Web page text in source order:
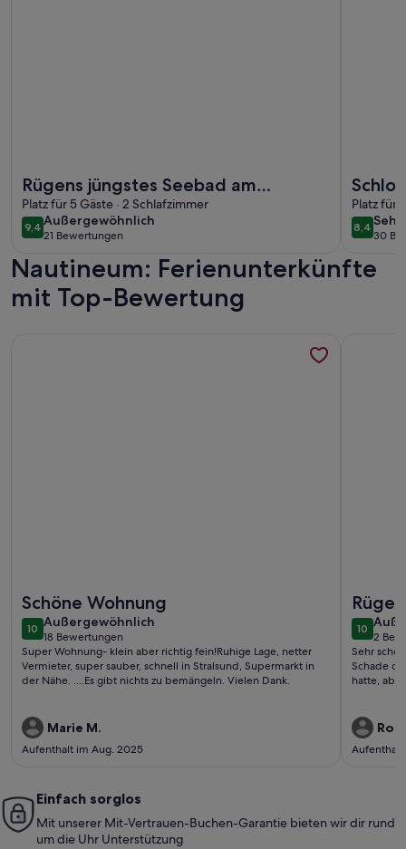
Rügens jüngstes Seebad am
Südstrand lädt Sie ein
Platz für 5 Gäste · 2 Schlafzimmer
9,49,4 von 10
Außergewöhnlich
außergewöhnlich
21 Bewertungen
(21
bewertungen)
Platz für
8,48,4 von
sehr
gut
30
(30
Nautineum: Ferienunterkünfte
mit Top-Bewertung
Schöne Wohnung
1010 von 10
Außergewöhnlich
außergewöhnlich
18 Bewertungen
(18
bewertungen)
Super Wohnung- klein aber richtig fein!Ruhige Lage, netter
Vermieter, super sauber, schnell in Stralsund, Supermarkt in
der Nähe. ....Es gibt nichts zu bemängeln. Vielen Dank.
Marie M.
Aufenthalt im Aug. 2025
Weitere Infos zu Ferienwohnung Zeitlos - Ferienwohnung
1010 von
2
(2
Sehr
Schade
hatte,
Einfach sorglos
Mit unserer Mit-Vertrauen-Buchen-Garantie bieten wir dir rund
um die Uhr Unterstützung